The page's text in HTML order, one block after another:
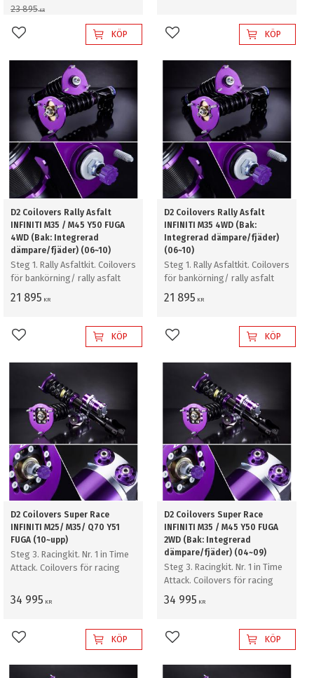
23 895KR
Lägg till i favoriterKÖP Lägg till i favoriterKÖP
D2 Coilovers Rally Asfalt
INFINITI M35 / M45 Y50 FUGA
4WD (Bak: Integrerad
dämpare/fjäder) (06~10)
Steg 1. Rally Asfaltkit. Coilovers
för bankörning/ rally asfalt
21 895 KR
Lägg till i favoriterKÖP
D2 Coilovers Rally Asfalt
INFINITI M35 4WD (Bak:
Integrerad dämpare/fjäder)
(06~10)
Steg 1. Rally Asfaltkit. Coilovers
för bankörning/ rally asfalt
21 895 KR
Lägg till i favoriterKÖP
D2 Coilovers Super Race
INFINITI M25/ M35/ Q70 Y51
FUGA (10~upp)
Steg 3. Racingkit. Nr. 1 in Time
Attack. Coilovers för racing
34 995 KR
Lägg till i favoriterKÖP
D2 Coilovers Super Race
INFINITI M35 / M45 Y50 FUGA
2WD (Bak: Integrerad
dämpare/fjäder) (04~09)
Steg 3. Racingkit. Nr. 1 in Time
Attack. Coilovers för racing
34 995 KR
Lägg till i favoriterKÖP